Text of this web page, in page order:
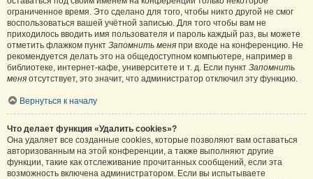
ограниченное время. Это сделано для того, чтобы никто другой не смог
воспользоваться вашей учётной записью. Для того чтобы вам не
приходилось вводить имя пользователя и пароль каждый раз, вы можете
отметить флажком пункт Запомнить меня при входе на конференцию. Не
рекомендуется делать это на общедоступном компьютере, например в
библиотеке, интернет-кафе, университете и т. д. Если пункт Запомнить
меня отсутствует, это значит, что администратор отключил эту функцию.
Вернуться к началу
Что делает функция «Удалить cookies»?
Она удаляет все созданные cookies, которые позволяют вам оставаться
авторизованным на этой конференции, а также выполняют другие
функции, такие как отслеживание прочитанных сообщений, если эта
возможность включена администратором. Если вы испытываете